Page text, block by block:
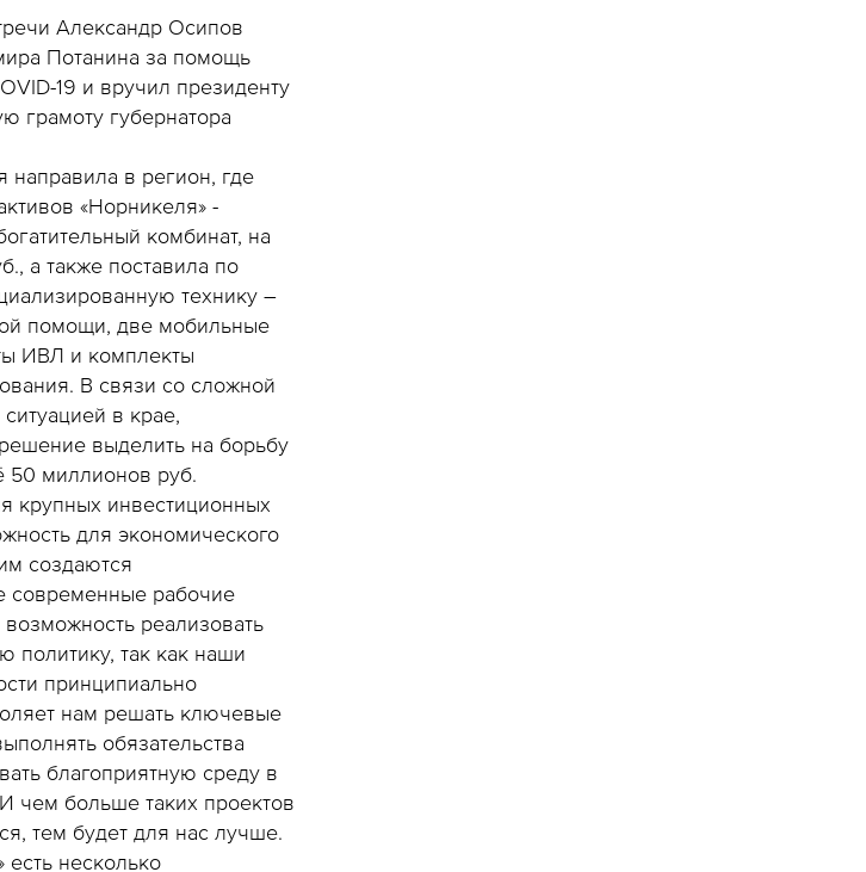
Александр Осипов
Потанина за помощь
19 и вручил президенту
грамоту губернатора
в регион, где
«Норникеля» -
комбинат, на
а также поставила по
технику –
помощи, две мобильные
ИВЛ и комплекты
В связи со сложной
в крае,
выделить на борьбу
50 миллионов руб.
крупных инвестиционных
для экономического
создаются
современные рабочие
реализовать
политику, так как наши
принципиально
нам решать ключевые
обязательства
благоприятную среду в
чем больше таких проектов
тем будет для нас лучше.
несколько